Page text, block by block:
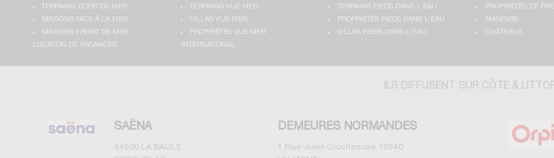
TERRAINS BORD DE MER
MAISONS FACE À LA MER
MAISONS FRONT DE MER
TERRAINS VUE MER
VILLAS VUE MER
PROPRIÉTÉS VUE MER
TERRAINS PIEDS DANS L'EAU
PROPRIÉTÉS PIEDS DANS L'EAU
VILLAS PIEDS DANS L'EAU
PROPRIÉTÉS DE
MANOIRS
CHÂTEAUX
LOCATION DE VACANCES
INTERNATIONAL
ILS DIFFUSENT SUR CÔTE &
SAËNA
44500 LA BAULE
DEMEURES NORMANDES
1 Rue Jules Crochemore 76540